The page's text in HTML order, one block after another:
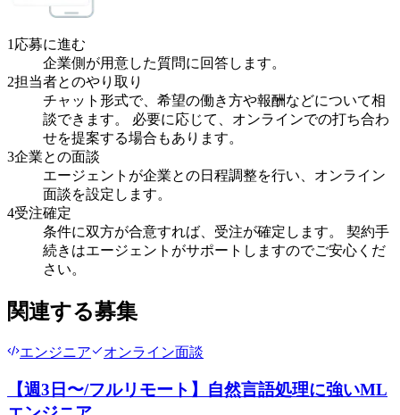
1 応募に進む
企業側が用意した質問に回答します。
2担当者とのやり取り
チャット形式で、希望の働き方や報酬などについて相
談できます。 必要に応じて、オンラインでの打ち合わ
せを提案する場合もあります。
3企業との面談
エージェントが企業との日程調整を行い、オンライン
面談を設定します。
4受注確定
条件に双方が合意すれば、受注が確定します。 契約手
続きはエージェントがサポートしますのでご安心くだ
さい。
関連する募集
エンジニア オンライン面談
【週3日〜/フルリモート】自然言語処理に強いML